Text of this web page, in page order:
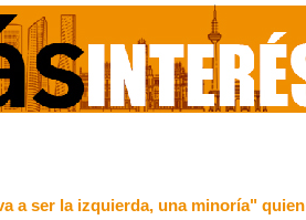
a ser la izquierda, una minoría"